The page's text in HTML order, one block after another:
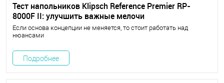
Тест напольников Klipsch Reference Premier RP-
8000F II: улучшить важные мелочи
Если основа концепции не меняется, то стоит работать над
нюансами
Подробнее